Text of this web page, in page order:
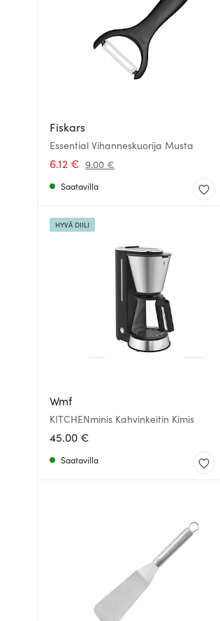
Fiskars
Essential Vihanneskuorija Musta
6.12 € 9.00 €
Saatavilla
Wmf
KITCHENminis Kahvinkeitin Kimis
45.00 €
HYVÄ DIILI
Saatavilla